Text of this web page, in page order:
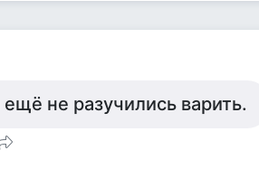
не разучились варить.